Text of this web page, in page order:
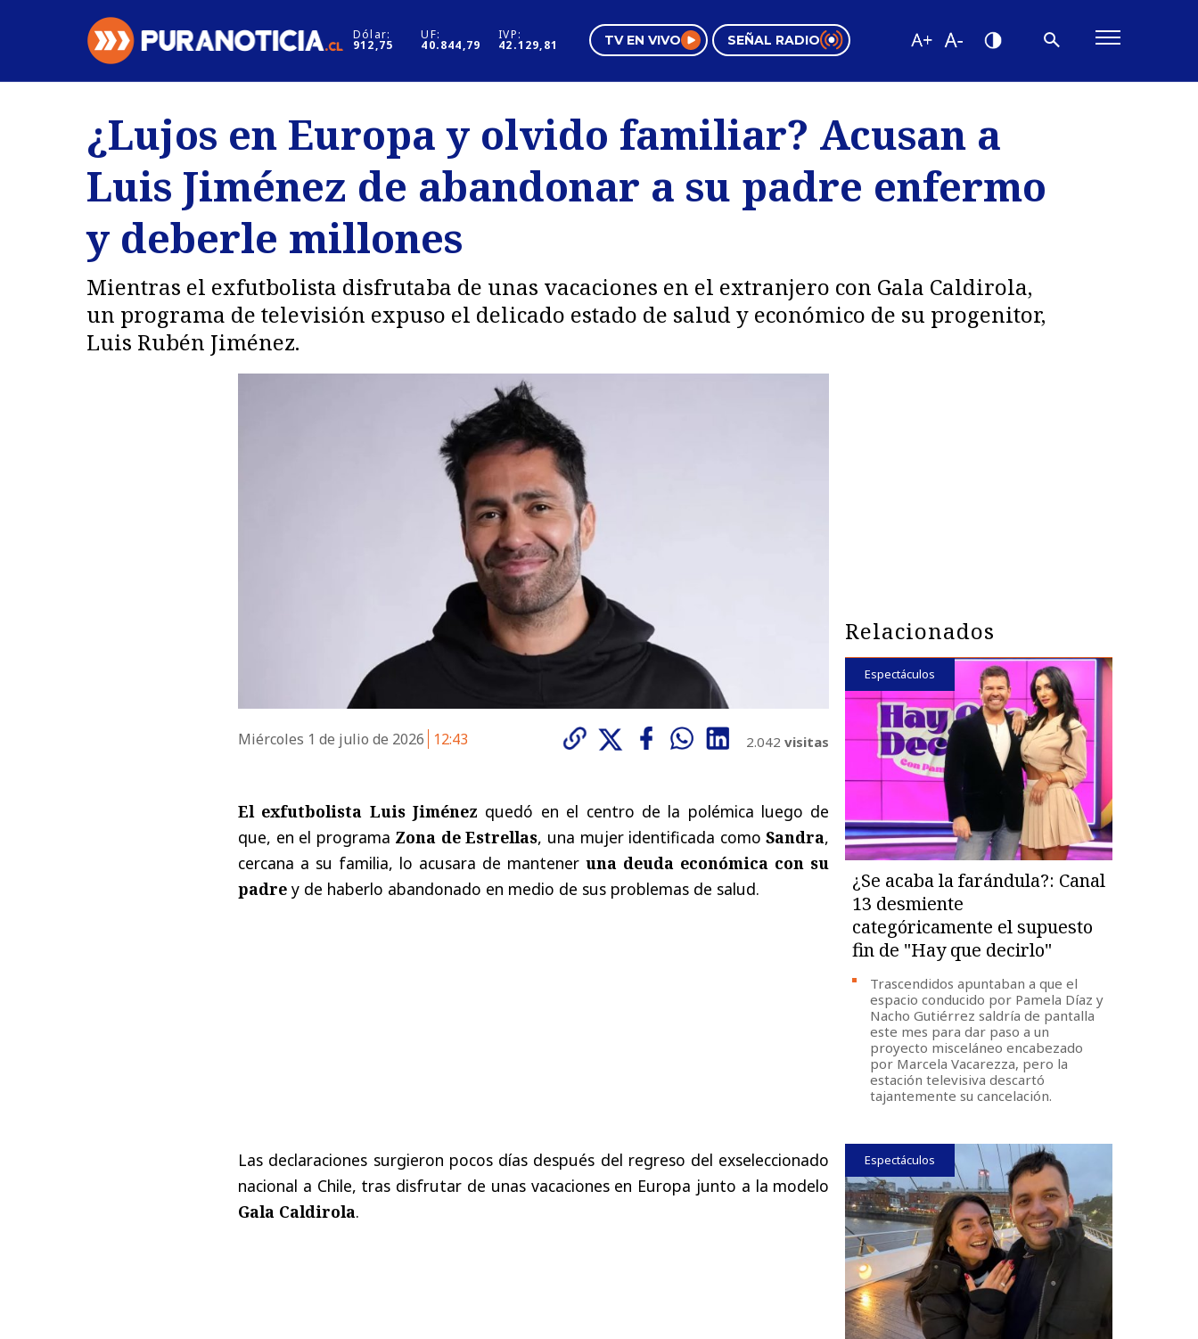
Dólar:
912,75
UF:
40.844,79
IVP:
42.129,81 TV EN VIVO SEÑAL RADIO
Regiones
Deportes
Internacional
Motores
Negocios
Pura Mujer
Tendencias
Videos
¿Lujos en Europa y olvido familiar? Acusan a
Luis Jiménez de abandonar a su padre enfermo
y deberle millones
Mientras el exfutbolista disfrutaba de unas vacaciones en el extranjero con Gala Caldirola,
un programa de televisión expuso el delicado estado de salud y económico de su progenitor,
Luis Rubén Jiménez.
Miércoles 1 de julio de 2026 12:43 2.042 visitas
El exfutbolista Luis Jiménez quedó en el centro de la polémica luego de
que, en el programa Zona de Estrellas, una mujer identificada comoSandra,
cercana a su familia, lo acusara de manteneruna deuda económica con su
padre y de haberlo abandonado en medio de sus problemas de salud.
Las declaraciones surgieron pocos días después del regreso del exseleccionado
nacional a Chile, tras disfrutar de unas vacaciones en Europa junto a la modelo
Gala Caldirola.
Relacionados
Espectáculos
¿Se acaba la farándula?: Canal
13 desmiente
categóricamente el supuesto
fin de "Hay que decirlo"
Trascendidos apuntaban a que el
espacio conducido por Pamela Díaz y
Nacho Gutiérrez saldría de pantalla
este mes para dar paso a un
proyecto misceláneo encabezado
por Marcela Vacarezza, pero la
estación televisiva descartó
tajantemente su cancelación.
Espectáculos